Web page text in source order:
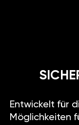
Entwickelt für
Möglichkeiten